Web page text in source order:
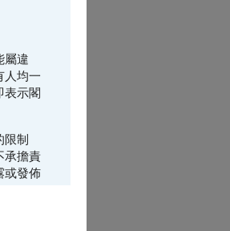
屬違
人均一
表示閣
制
承擔責
或發佈
國
居民而